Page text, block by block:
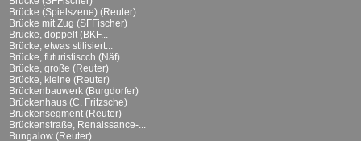
Brücke (Spielszene) (Reuter)
Brücke mit Zug (SFFischer)
Brücke, doppelt (BKF...
Brücke, etwas stilisiert...
Brücke, futuristiscch (Näf)
Brücke, große (Reuter)
Brücke, kleine (Reuter)
Brückenbauwerk (Burgdorfer)
Brückenhaus (C. Fritzsche)
Brückensegment (Reuter)
Brückenstraße, Renaissance-...
Bungalow (Reuter)